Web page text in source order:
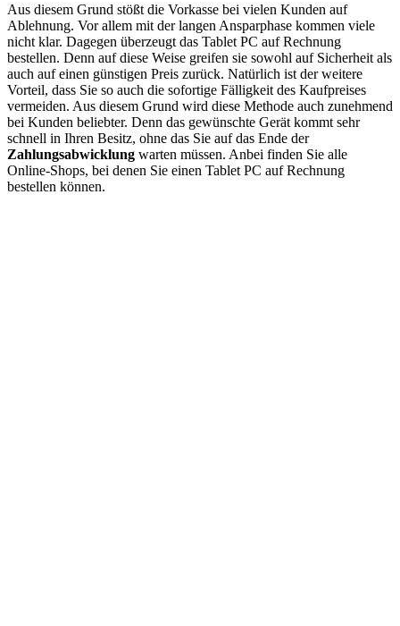
Aus diesem Grund stößt die Vorkasse bei vielen Kunden auf
Ablehnung. Vor allem mit der langen Ansparphase kommen viele
nicht klar. Dagegen überzeugt das Tablet PC auf Rechnung
bestellen. Denn auf diese Weise greifen sie sowohl auf Sicherheit als
auch auf einen günstigen Preis zurück. Natürlich ist der weitere
Vorteil, dass Sie so auch die sofortige Fälligkeit des Kaufpreises
vermeiden. Aus diesem Grund wird diese Methode auch zunehmend
bei Kunden beliebter. Denn das gewünschte Gerät kommt sehr
schnell in Ihren Besitz, ohne das Sie auf das Ende der
Zahlungsabwicklung warten müssen. Anbei finden Sie alle
Online-Shops, bei denen Sie einen Tablet PC auf Rechnung
bestellen können.